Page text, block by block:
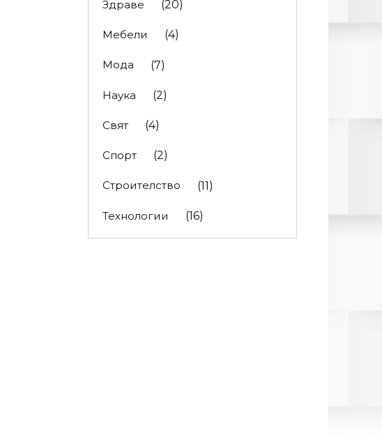
Здраве (20)
Мебели (4)
Мода (7)
Наука (2)
Свят (4)
Спорт (2)
Строителство (11)
Технологии (16)